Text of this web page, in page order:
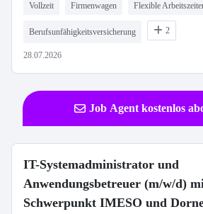
Vollzeit Firmenwagen Flexible
Berufsunfähigkeitsversicherung 2
28.07.2026
Job Agent kostenlos
IT-Systemadministrator und
Anwendungsbetreuer (m/w/d)
Schwerpunkt IMESO und